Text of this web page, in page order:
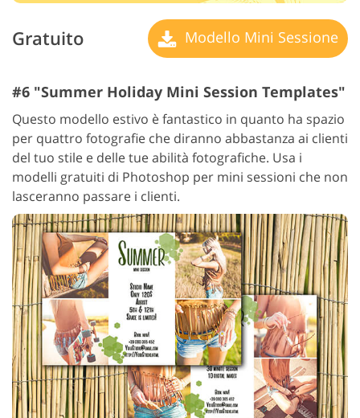
Gratuito Modello Mini Sessione
#6 "Summer Holiday Mini Session Templates"
Questo modello estivo è fantastico in quanto ha spazio
per quattro fotografie che diranno abbastanza ai clienti
del tuo stile e delle tue abilità fotografiche. Usa i
modelli gratuiti di Photoshop per mini sessioni che non
lasceranno passare i clienti.